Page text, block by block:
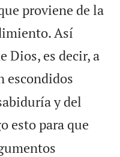
proviene de la
Así
Dios, es decir, a
escondidos
y del
esto para que